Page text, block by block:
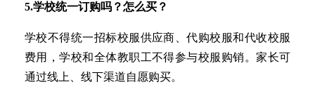
5.学校统一订购吗？怎么买？
学校不得统一招标校服供应商、代购校服和代收校服
费用，学校和全体教职工不得参与校服购销。家长可
通过线上、线下渠道自愿购买。